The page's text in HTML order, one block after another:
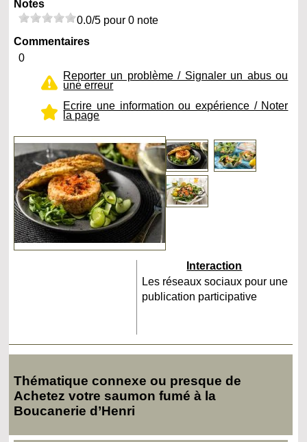
Notes
0.0/5 pour 0 note
Commentaires
0
Reporter un problème / Signaler un abus ou
une erreur
Ecrire une information ou expérience / Noter
la page
Interaction
Les réseaux sociaux pour une
publication participative
Thématique connexe ou presque de
Achetez votre saumon fumé à la
Boucanerie d’Henri